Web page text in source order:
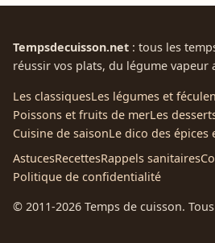
Tempsdecuisson.net : tous les
réussir vos plats, du légume vapeur
Les classiquesLes légumes et
Poissons et fruits de merLes
Cuisine de saisonLe dico des épices
AstucesRecettesRappels sanitaires
Politique de confidentialité
© 2011-2026 Temps de cuisson.